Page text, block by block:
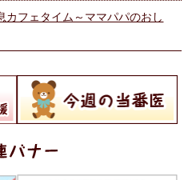
カフェタイム～ママパパのおし